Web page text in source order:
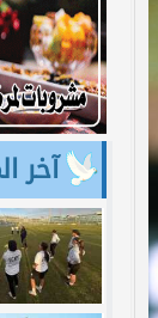
آخر